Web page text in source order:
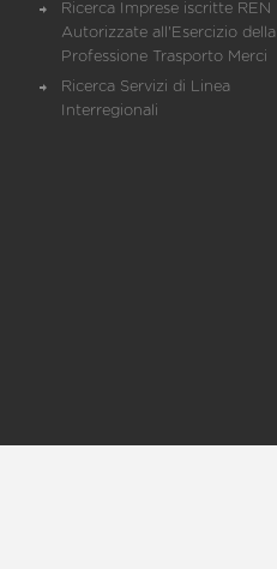
Ricerca Imprese iscritte REN
Autorizzate all'Esercizio della
Professione Trasporto Merci
Ricerca Servizi di Linea
Interregionali